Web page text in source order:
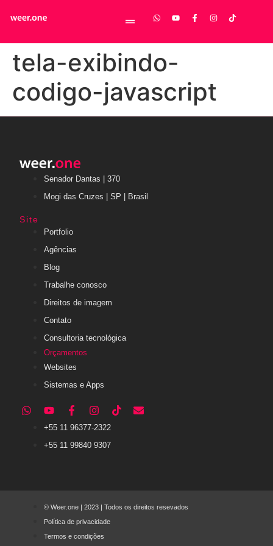
tela-exibindo-
codigo-javascript
Senador Dantas | 370
Mogi das Cruzes | SP | Brasil
Site
Portfolio
Agências
Blog
Trabalhe conosco
Direitos de imagem
Contato
Consultoria tecnológica
Orçamentos
Websites
Sistemas e Apps
+55 11 96377-2322
+55 11 99840 9307
© Weer.one | 2023 | Todos os direitos resevados
Política de privacidade
Termos e condições